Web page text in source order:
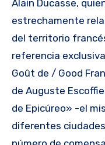
Alain Ducasse,
estrechamente
del territorio
referencia
Goût de / Good
de Auguste
de Epicúreo» -el
diferentes